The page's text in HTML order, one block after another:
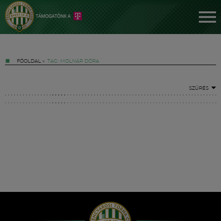
FŐOLDAL » TAG: MOLNÁR DÓRA
SZŰRÉS
Hírek